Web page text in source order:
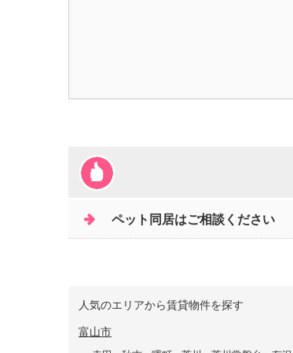
ペット同居はご相談ください
人気のエリアから賃貸物件を探す
富山市